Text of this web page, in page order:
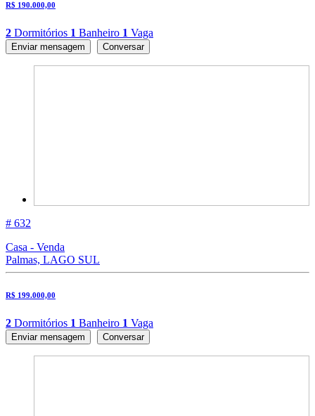
R$ 190.000,00
2 Dormitórios 1 Banheiro 1 Vaga
Enviar mensagem Conversar
# 632
Casa - Venda
Palmas, LAGO SUL
R$ 199.000,00
2 Dormitórios 1 Banheiro 1 Vaga
Enviar mensagem Conversar